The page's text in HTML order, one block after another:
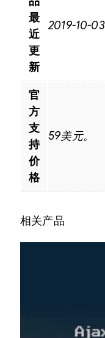
最
近
更
新
2019-10-03
官
方
支
持
价
格
59美元。
相关产品